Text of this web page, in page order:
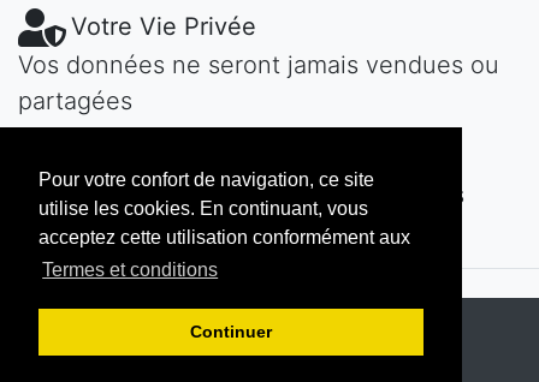
Pour votre confort de navigation, ce site
utilise les cookies. En continuant, vous
acceptez cette utilisation conformément aux
Termes et conditions
Continuer
Votre Vie Privée
Vos données ne seront jamais vendues ou
partagées
Contactez-nous! Nous vous répondons
vite...
Copyright © 2026